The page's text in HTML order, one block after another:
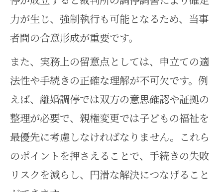
離婚等家事事件の分類で押さえる
べき要素
家事事件の最新手続を実務で活か
すコツ
家事事件手続法受継の流れと注意
すべき点
家事事件でのオンライン申立ての
活用法
力が生じ、強制執行も可能となるため、当事
者間の合意形成が重要です。
また、実務上の留意点としては、申立ての適
法性や手続きの正確な理解が不可欠です。例
えば、離婚調停では双方の意思確認や証拠の
整理が必要で、親権変更では子どもの福祉を
最優先に考慮しなければなりません。これら
のポイントを押さえることで、手続きの失敗
リスクを減らし、円滑な解決につなげること